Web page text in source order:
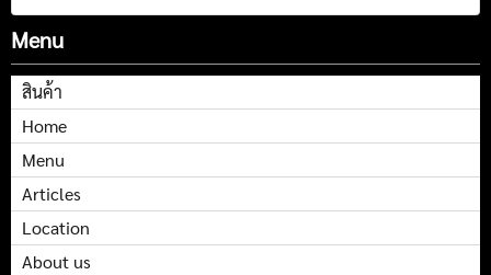
Menu
สินค้า
Home
Menu
Articles
Location
About us